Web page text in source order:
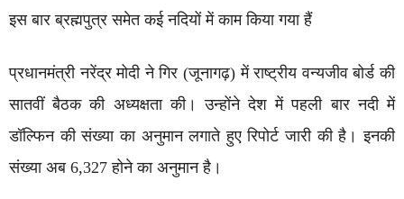
इस बार ब्रह्मपुत्र समेत कई नदियों में काम किया गया हैं
प्रधानमंत्री नरेंद्र मोदी ने गिर (जूनागढ़) में राष्ट्रीय वन्यजीव बोर्ड की
सातवीं बैठक की अध्यक्षता की। उन्होंने देश में पहली बार नदी में
डॉल्फिन की संख्या का अनुमान लगाते हुए रिपोर्ट जारी की है। इनकी
संख्या अब 6,327 होने का अनुमान है।